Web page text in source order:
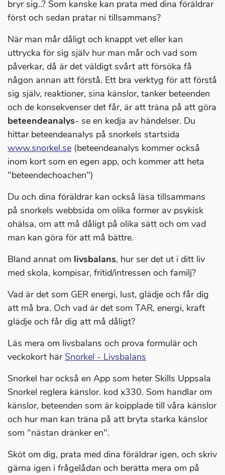
bryr sig..? Som kanske kan prata med dina föräldrar
först och sedan pratar ni tillsammans?
När man mår dåligt och knappt vet eller kan
uttrycka för sig själv hur man mår och vad som
påverkar, då är det väldigt svårt att försöka få
någon annan att förstå. Ett bra verktyg för att förstå
sig själv, reaktioner, sina känslor, tanker beteenden
och de konsekvenser det får, är att träna på att göra
beteendeanalys- se en kedja av händelser. Du
hittar beteendeanalys på snorkels startsida
www.snorkel.se (beteendeanalys kommer också
inom kort som en egen app, och kommer att heta
"beteendechoachen")
Du och dina föräldrar kan också läsa tillsammans
på snorkels webbsida om olika former av psykisk
ohälsa, om att må dåligt på olika sätt och om vad
man kan göra för att må bättre.
Bland annat om livsbalans, hur ser det ut i ditt liv
med skola, kompisar, fritid/intressen och familj?
Vad är det som GER energi, lust, glädje och får dig
att må bra. Och vad är det som TAR, energi, kraft
glädje och får dig att må dåligt?
Läs mera om livsbalans och prova formulär och
veckokort här Snorkel - Livsbalans
Snorkel har också en App som heter Skills Uppsala
Snorkel reglera känslor. kod x330. Som handlar om
känslor, beteenden som är koipplade till våra känslor
och hur man kan träna på att bryta starka känslor
som "nästan dränker en".
Sköt om dig, prata med dina föräldrar igen, och skriv
gärna igen i frågelådan och berätta mera om på